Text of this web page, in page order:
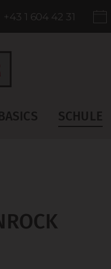
+43 1 604 42 31
SCHULE